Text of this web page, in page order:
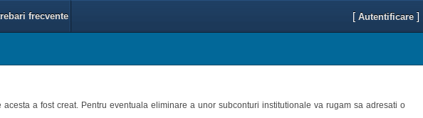
frecvente [ Autentificare ]
a fost creat. Pentru eventuala eliminare a unor subconturi institutionale va rugam sa adresati o